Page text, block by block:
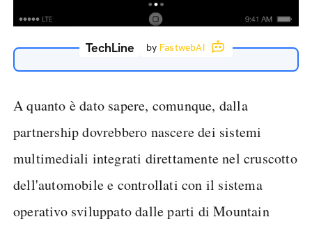
TechLine by FastwebAI
A quanto è dato sapere, comunque, dalla
partnership dovrebbero nascere dei sistemi
multimediali integrati direttamente nel cruscotto
dell'automobile e controllati con il sistema
operativo sviluppato dalle parti di Mountain